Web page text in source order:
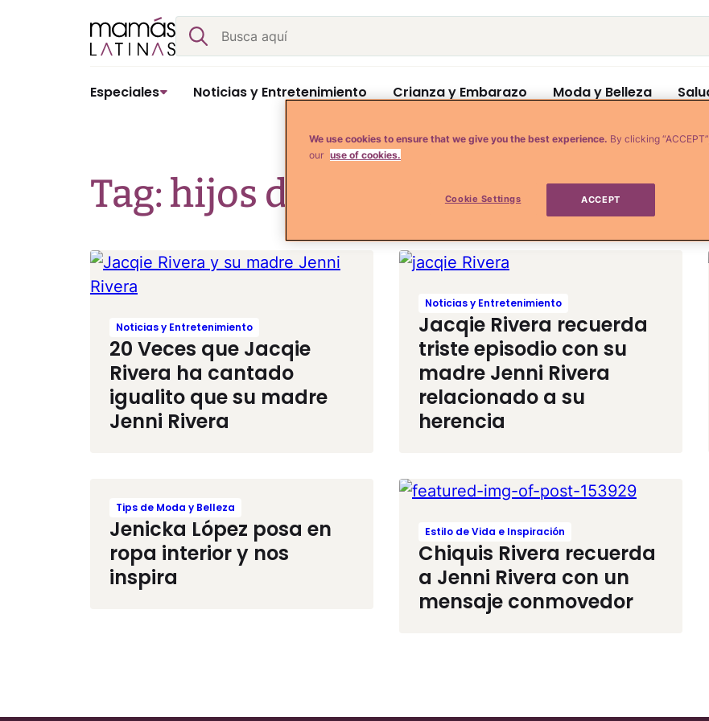
Buscar
Especiales Noticias y Entretenimiento Crianza y Embarazo Moda y Belleza
Tag: hijos de jenni rivera
Noticias y Entretenimiento
20 Veces que Jacqie
Rivera ha cantado
igualito que su madre
Jenni Rivera
Noticias y Entretenimiento
Jacqie Rivera recuerda
triste episodio con su
madre Jenni Rivera
relacionado a su
herencia
Tips de Moda y Belleza
Jenicka López posa en
ropa interior y nos
inspira
Estilo de Vida e Inspiración
Chiquis Rivera recuerda
a Jenni Rivera con un
mensaje conmovedor
We use cookies to ensure that we give you the best experience. By clicking
our use of cookies.
Cookie Settings ACCEPT